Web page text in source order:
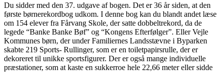
Du sidder med den 37. udgave af bogen. Det er 36 år siden, at den
første børnerekordbog udkom. I denne bog kan du blandt andet læse
om 154 elever fra Fårvang Skole, der satte dobbeltrekord, da de
legede “Banke Banke Bøf” og “Kongens Efterfølger”. Eller Vejle
Kommunes børn, der under Familiernes Landsstævne i Byparken
skabte 219 Sports- Rullinger, som er en toiletpapirsrulle, der er
dekoreret til unikke sportsfigurer. Der er også mange individuelle
præstationer, som at kaste en sukkerroe hele 22,66 meter eller sidde